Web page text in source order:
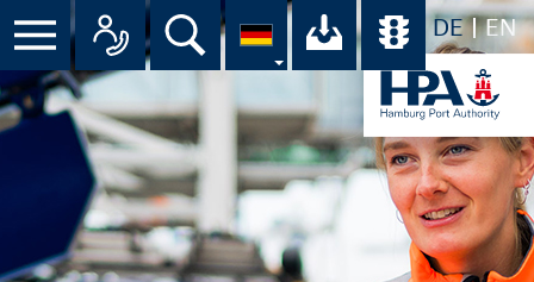
DE EN
Suche Ihr Download-